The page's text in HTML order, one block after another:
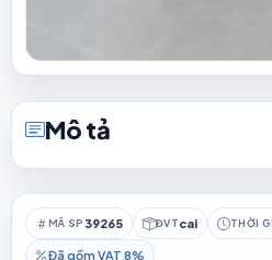
Mô tả
MÃ SP39265 ĐVTcai THỜI
Đã gồm VAT 8%